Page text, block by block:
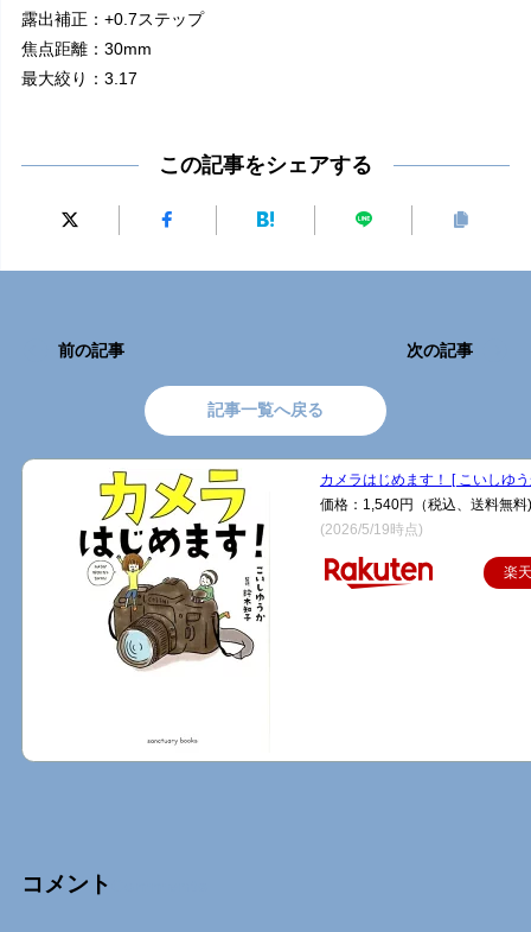
露出補正：+0.7ステップ
焦点距離：30mm
最大絞り：3.17
この記事をシェアする
前の記事
記事一覧へ戻る
次の記事
カメラはじめます！ [ こいしゆ
価格：1,540円（税込、送料無料)
(2026/5/19時点)
楽
コメント